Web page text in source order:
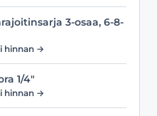
3-osaa, 6-8-
hinnan →
1/4"
hinnan →